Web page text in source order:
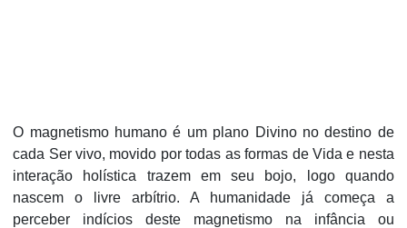
O magnetismo humano é um plano Divino no destino de
cada Ser vivo, movido por todas as formas de Vida e nesta
interação holística trazem em seu bojo, logo quando
nascem o livre arbítrio. A humanidade já começa a
perceber indícios deste magnetismo na infância ou